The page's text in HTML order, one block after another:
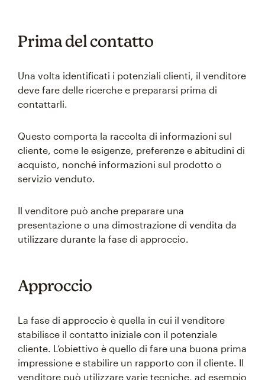
Prima del contatto
Una volta identificati i potenziali clienti, il venditore
deve fare delle ricerche e prepararsi prima di
contattarli.
Questo comporta la raccolta di informazioni sul
cliente, come le esigenze, preferenze e abitudini di
acquisto, nonché informazioni sul prodotto o
servizio venduto.
Il venditore può anche preparare una
presentazione o una dimostrazione di vendita da
utilizzare durante la fase di approccio.
Approccio
La fase di approccio è quella in cui il venditore
stabilisce il contatto iniziale con il potenziale
cliente. L’obiettivo è quello di fare una buona prima
impressione e stabilire un rapporto con il cliente. Il
venditore può utilizzare varie tecniche, ad esempio